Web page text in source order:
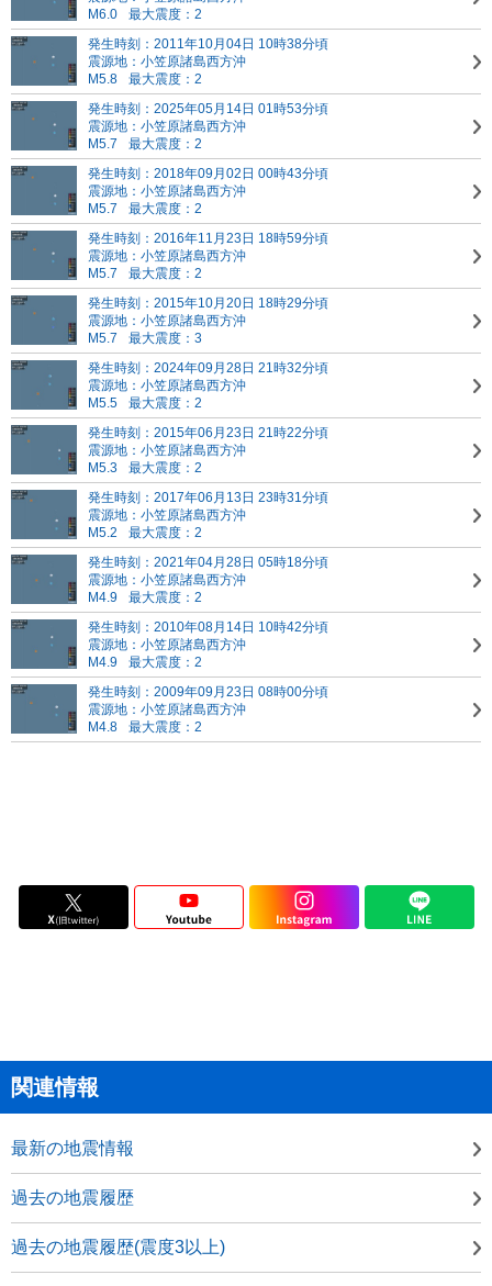
M6.0
最大震度：2
発生時刻：2011年10月04日 10時38分頃
震源地：小笠原諸島西方沖
M5.8
最大震度：2
発生時刻：2025年05月14日 01時53分頃
震源地：小笠原諸島西方沖
M5.7
最大震度：2
発生時刻：2018年09月02日 00時43分頃
震源地：小笠原諸島西方沖
M5.7
最大震度：2
発生時刻：2016年11月23日 18時59分頃
震源地：小笠原諸島西方沖
M5.7
最大震度：2
発生時刻：2015年10月20日 18時29分頃
震源地：小笠原諸島西方沖
M5.7
最大震度：3
発生時刻：2024年09月28日 21時32分頃
震源地：小笠原諸島西方沖
M5.5
最大震度：2
発生時刻：2015年06月23日 21時22分頃
震源地：小笠原諸島西方沖
M5.3
最大震度：2
発生時刻：2017年06月13日 23時31分頃
震源地：小笠原諸島西方沖
M5.2
最大震度：2
発生時刻：2021年04月28日 05時18分頃
震源地：小笠原諸島西方沖
M4.9
最大震度：2
発生時刻：2010年08月14日 10時42分頃
震源地：小笠原諸島西方沖
M4.9
最大震度：2
発生時刻：2009年09月23日 08時00分頃
震源地：小笠原諸島西方沖
M4.8
最大震度：2
関連情報
最新の地震情報
過去の地震履歴
過去の地震履歴(震度3以上)